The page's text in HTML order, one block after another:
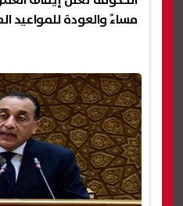
مساءً والعودة للمواعيد